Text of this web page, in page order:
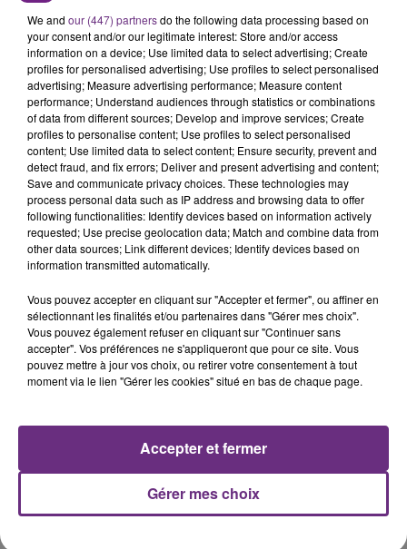
C'était l'une des institutions du centre-ville
rémois. Le magasin JouéClub est contraint de
fermer ses portes.
TITRES DIFFUSÉS
17h19
17h19
IMAGINE DRAGONS
Waves
17h16
17h16
BEBE REXHA
New Religion
17h09
17h09 17h07
17h07
We and our (447) partnersdo the following data processing based on
your consent and/or our legitimate interest: Store and/or access
information on a device; Use limited data to select advertising; Create
profiles for personalised advertising; Use profiles to select personalised
advertising; Measure advertising performance; Measure content
performance; Understand audiences through statistics or combinations
of data from different sources; Develop and improve services; Create
profiles to personalise content; Use profiles to select personalised
content; Use limited data to select content; Ensure security, prevent and
detect fraud, and fix errors; Deliver and present advertising and content;
Save and communicate privacy choices. These technologies may
process personal data such as IP address and browsing data to offer
following functionalities: Identify devices based on information actively
requested; Use precise geolocation data; Match and combine data from
other data sources; Link different devices; Identify devices based on
information transmitted automatically.
Vous pouvez accepter en cliquant sur "Accepter et fermer", ou affiner en
sélectionnant les finalités et/ou partenaires dans "Gérer mes choix".
Vous pouvez également refuser en cliquant sur "Continuer sans
accepter". Vos préférences ne s'appliqueront que pour ce site. Vous
pouvez mettre à jour vos choix, ou retirer votre consentement à tout
moment via le lien "Gérer les cookies" situé en bas de chaque page.
Gérer mes choix
Accepter et fermer